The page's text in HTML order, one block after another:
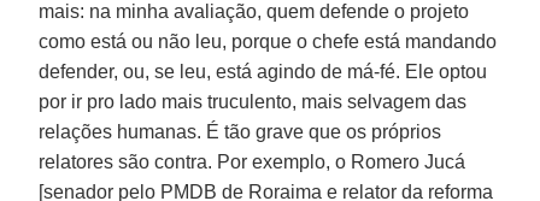
mais: na minha avaliação, quem defende o projeto
como está ou não leu, porque o chefe está mandando
defender, ou, se leu, está agindo de má-fé. Ele optou
por ir pro lado mais truculento, mais selvagem das
relações humanas. É tão grave que os próprios
relatores são contra. Por exemplo, o Romero Jucá
[senador pelo PMDB de Roraima e relator da reforma